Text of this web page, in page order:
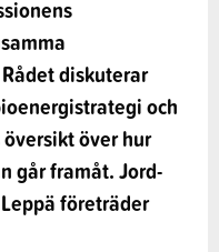
diskuterar
och
över hur
går framåt. Jord-
företräder